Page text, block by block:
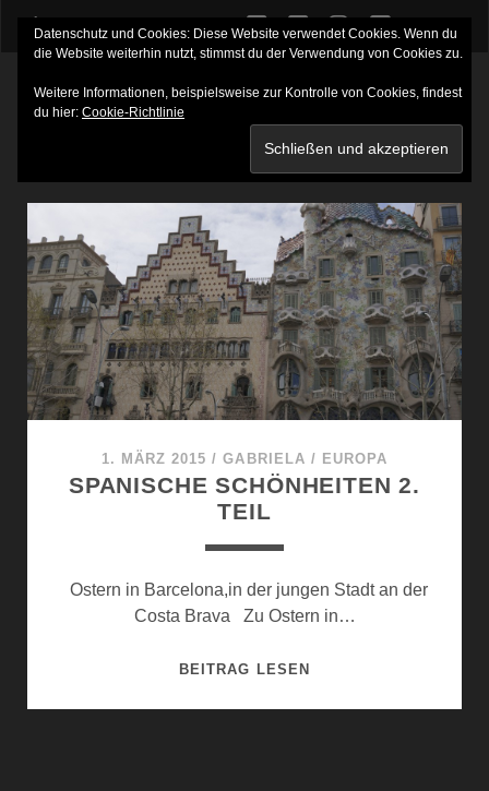
twitterfacebookinstagram
youtube
1. MÄRZ 2015 /GABRIELA / EUROPA
SPANISCHE SCHÖNHEITEN 2.
TEIL
Ostern in Barcelona,in der jungen Stadt an der
Costa Brava Zu Ostern in…
BEITRAG LESENSPANISCHE
Datenschutz und Cookies: Diese Website verwendet Cookies. Wenn du
die Website weiterhin nutzt, stimmst du der Verwendung von Cookies zu.
Weitere Informationen, beispielsweise zur Kontrolle von Cookies, findest
du hier: Cookie-Richtlinie